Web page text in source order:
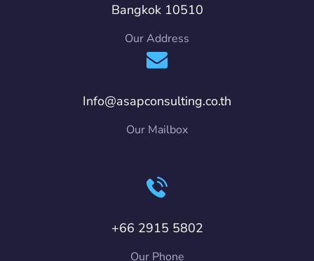
Bangkok 10510
Our Address
Info@asapconsulting.co.th
Our Mailbox
+66 2915 5802
Our Phone